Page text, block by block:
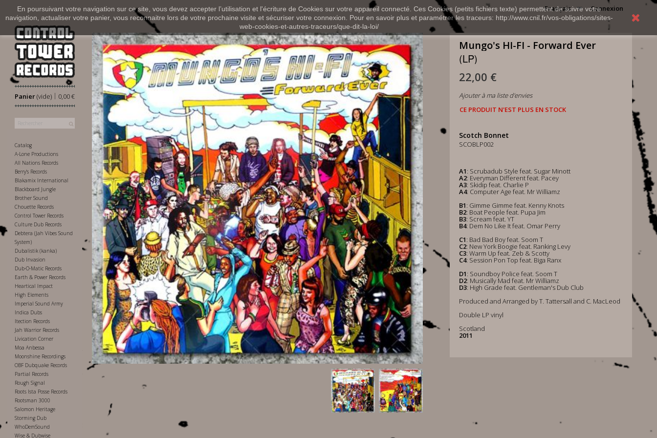
En poursuivant votre navigation sur ce site, vous devez accepter l’utilisation et l'écriture de Cookies sur votre appareil connecté. Ces Cookies (petits fichiers texte) permettent de suivre votre
navigation, actualiser votre panier, vous reconnaitre lors de votre prochaine visite et sécuriser votre connexion. Pour en savoir plus et paramétrer les traceurs: http://www.cnil.fr/vos-obligations/sites-
web-cookies-et-autres-traceurs/que-dit-la-loi/
Connexion
Français
Panier 0,00 €
|
(vide)
Catalog
A-Lone Productions
All Nations Records
Berry's Records
Blakamix International
Blackboard Jungle
Brother Sound
Chouette Records
Control Tower Records
Culture Dub Records
Debtera (Jah Vibes Sound
System)
Dubalistik (kanka)
Dub Invasion
Dub-O-Matic Records
Earth & Power Records
Heartical Impact
High Elements
Imperial Sound Army
Indica Dubs
Itection Records
Jah Warrior Records
Livication Corner
Moa Anbessa
Moonshine Recordings
OBF Dubquake Records
Partial Records
Rough Signal
Roots Ista Posse Records
Rootsman 3000
Salomon Heritage
Storming Dub
WhoDemSound
Wise & Dubwise
Mungo's HI-FI - Forward Ever
(LP)
22,00 €
Ajouter à ma liste d'envies
CE PRODUIT N'EST PLUS EN STOCK
Scotch Bonnet
SCOBLP002
A1: Scrubadub Style feat. Sugar Minott
A2: Everyman Different feat. Pacey
A3: Skidip feat. Charlie P
A4: Computer Age feat. Mr Williamz
B1: Gimme Gimme feat. Kenny Knots
B2: Boat People feat. Pupa Jim
B3: Scream feat. YT
B4: Dem No Like It feat. Omar Perry
C1: Bad Bad Boy feat. Soom T
C2: New York Boogie feat. Ranking Levy
C3: Warm Up feat. Zeb & Scotty
C4: Session Pon Top feat. Biga Ranx
D1: Soundboy Police feat. Soom T
D2: Musically Mad feat. Mr Williamz
D3: High Grade feat. Gentleman's Dub Club
Produced and Arranged by T. Tattersall and C. MacLeod
Double LP vinyl
Scotland
2011